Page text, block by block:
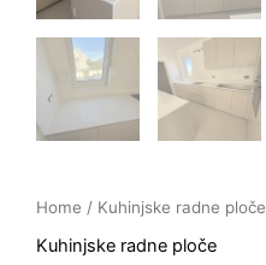
Home / Kuhinjske radne ploče
Kuhinjske radne ploče